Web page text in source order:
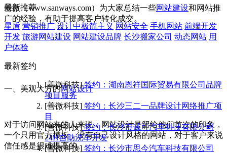
善微（www.sanways.com）为大家总结一些网站建设和网站推
广的经验，有助于提高客户转化成交。
一、美观大方的网站设计
对于访问网站来的人来说，网站设计是留给他们首次的印象，
一个只用官方模板，没有自己设计风格的网站，对于客户来说
信任感是很难提高的。
最新推荐
星盾 营销推广 设计中极简主义 网站安全 手机网站 前端开发
开发 旅游网站建设 网站建设品牌 长沙搬家公司 动态网站 用
户体验
最新签约
[善微科技]签约：湖南恩祥国际贸易有限公司品牌
项目服务
[善微科技] 签约：长沙三二一品牌设计网络推广项
目
[善微科技]签约：长沙市诚可汽车科技有限公司
24H自助洗车开发
[善微科技] 签约：长沙市思今汽车科技有限公司